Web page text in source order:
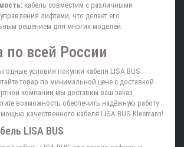
кабель совместим с различными
лифтами, что делает его
решением для многих моделей.
по всей России
условия покупки кабеля LISA BUS
товар по минимальной цене с доставкой
компании мы доставим ваш заказ
возможность обеспечить надёжную работу
качественного кабеля LISA BUS Kleemann!
LISA BUS